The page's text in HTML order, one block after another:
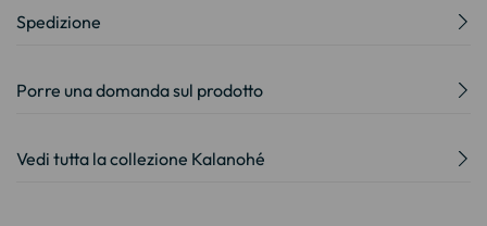
Spedizione
Porre una domanda sul prodotto
Vedi tutta la collezione Kalanohé